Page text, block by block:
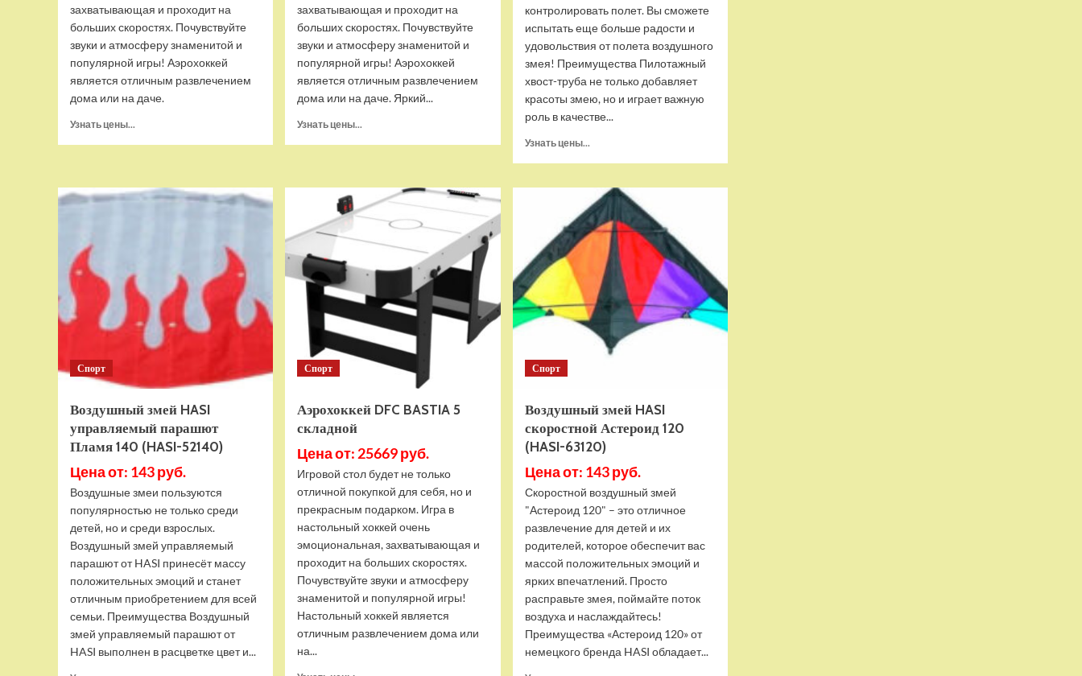
захватывающая и проходит на
больших скоростях. Почувствуйте
звуки и атмосферу знаменитой и
популярной игры! Аэрохоккей
является отличным развлечением
дома или на даче.
Узнать цены...
MODO
захватывающая и проходит на
больших скоростях. Почувствуйте
звуки и атмосферу знаменитой и
популярной игры! Аэрохоккей
является отличным развлечением
дома или на даче. Яркий...
Узнать цены...
KODO
AT-
контролировать полет. Вы сможете
испытать еще больше радости и
удовольствия от полета воздушного
змея! Преимущества Пилотажный
хвост-труба не только добавляет
красоты змею, но и играет важную
роль в качестве...
Узнать цены...
Воздушный
змей
HASI
пилотажный
хвост-
труба
6м
(черно-
белый)
(HASI-
27113)
Спорт
Воздушный змей HASI
управляемый парашют
Пламя 140 (HASI-52140)
Цена от: 143 руб.
Воздушные змеи пользуются
популярностью не только среди
детей, но и среди взрослых.
Воздушный змей управляемый
парашют от HASI принесёт массу
положительных эмоций и станет
отличным приобретением для всей
семьи. Преимущества Воздушный
змей управляемый парашют от
HASI выполнен в расцветке цвет и...
Спорт
Аэрохоккей DFC BASTIA 5
складной
Цена от: 25669 руб.
Игровой стол будет не только
отличной покупкой для себя, но и
прекрасным подарком. Игра в
настольный хоккей очень
эмоциональная, захватывающая и
проходит на больших скоростях.
Почувствуйте звуки и атмосферу
знаменитой и популярной игры!
Настольный хоккей является
отличным развлечением дома или
на...
Спорт
Воздушный змей HASI
скоростной Астероид 120
(HASI-63120)
Цена от: 143 руб.
Скоростной воздушный змей
"Астероид 120" – это отличное
развлечение для детей и их
родителей, которое обеспечит вас
массой положительных эмоций и
ярких впечатлений. Просто
расправьте змея, поймайте поток
воздуха и наслаждайтесь!
Преимущества «Астероид 120» от
немецкого бренда HASI обладает...